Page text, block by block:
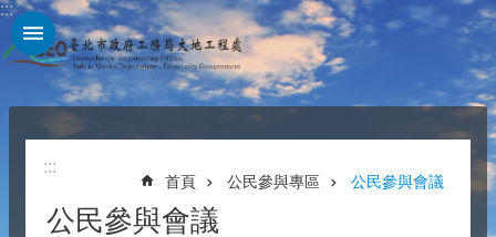
跳到主要內容區塊
:::
:::
首頁 公民參與專區 公民參與會議
公民參與會議